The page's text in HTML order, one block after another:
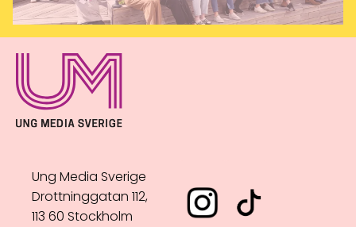
Ung Media Sverige
Drottninggatan 112,
113 60 Stockholm